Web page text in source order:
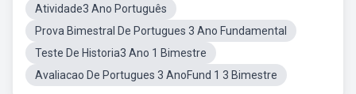
Atividade3 Ano Português
Prova Bimestral De Portugues 3 Ano Fundamental
Teste De Historia3 Ano 1 Bimestre
Avaliacao De Portugues 3 AnoFund 1 3 Bimestre